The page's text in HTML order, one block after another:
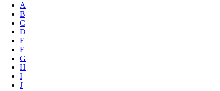
A
B
C
D
E
F
G
H
I
J